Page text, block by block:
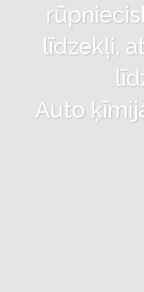
līdzekļi,
Auto